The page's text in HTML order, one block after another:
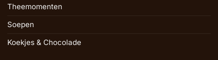
Theemomenten
Soepen
Koekjes & Chocolade